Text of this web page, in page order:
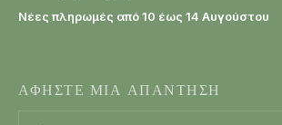
Νέες πληρωμές από 10 έως 14 Αυγούστου
ΑΦΗΣΤΕ ΜΙΑ ΑΠΑΝΤΗΣΗ